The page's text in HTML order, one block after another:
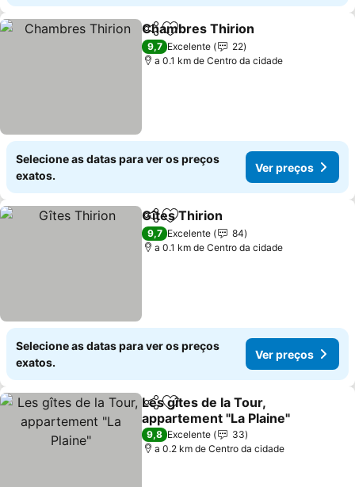
PartilharAdicionar aos favoritos
Chambres Thirion
9,7 Excelente
22
a 0.1 km de Centro da cidade
Selecione as datas para ver os preços
exatos.
Ver preços
PartilharAdicionar aos favoritos
Gîtes Thirion
9,7 Excelente
84
a 0.1 km de Centro da cidade
Selecione as datas para ver os preços
exatos.
Ver preços
PartilharAdicionar aos favoritos
Les gîtes de la Tour,
appartement "La Plaine"
9,8 Excelente
33
a 0.2 km de Centro da cidade